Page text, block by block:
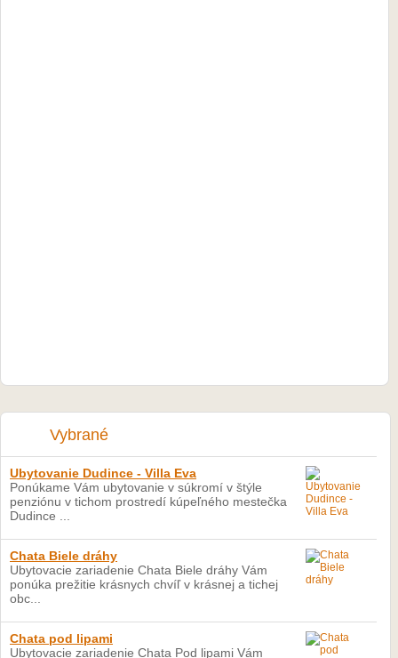
Vybrané
Ubytovanie Dudince - Villa Eva
Ponúkame Vám ubytovanie v súkromí v štýle
penziónu v tichom prostredí kúpeľného mestečka
Dudince ...
Chata Biele dráhy
Ubytovacie zariadenie Chata Biele dráhy Vám
ponúka prežitie krásnych chvíľ v krásnej a tichej
obc...
Chata pod lipami
Ubytovacie zariadenie Chata Pod lipami Vám